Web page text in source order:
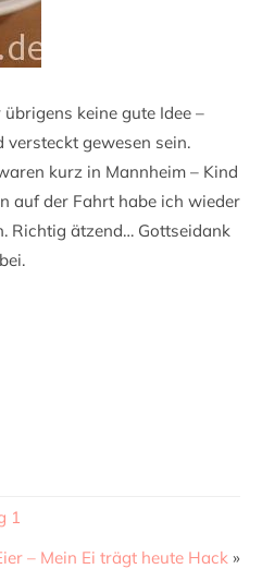
keine gute Idee –
versteckt gewesen sein.
kurz in Mannheim – Kind
auf der Fahrt habe ich wieder
Richtig ätzend… Gottseidank
1
– Mein Ei trägt heute Hack »